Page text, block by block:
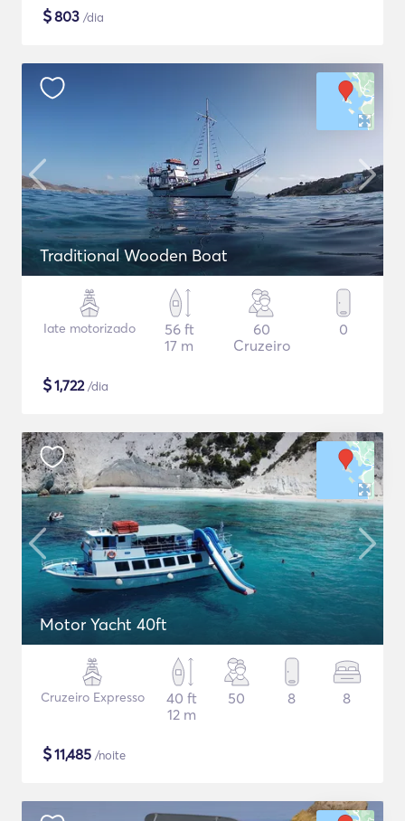
$803 /dia
Traditional Wooden Boat
Iate motorizado
56 ft
17 m
60
Cruzeiro
0
$1,722/dia
Motor Yacht 40ft
Cruzeiro Expresso
40 ft
12 m
50 8 8
$11,485 /noite